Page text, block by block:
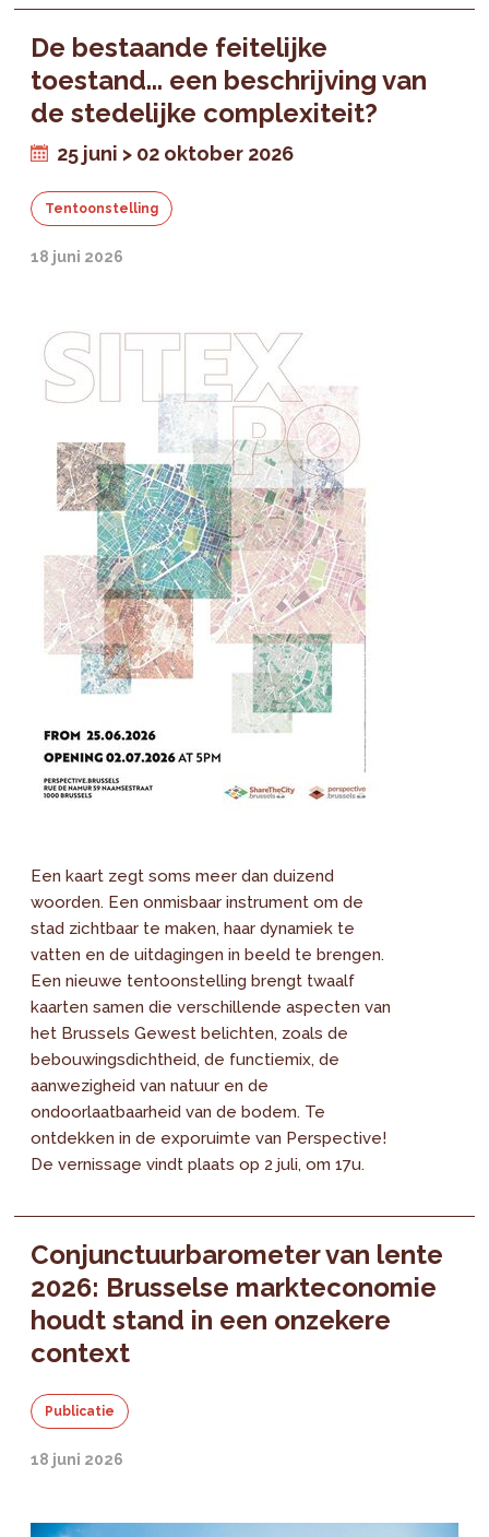
De bestaande feitelijke
toestand... een beschrijving van
de stedelijke complexiteit?
25 juni > 02 oktober 2026
Tentoonstelling
18 juni 2026
Een kaart zegt soms meer dan duizend
woorden. Een onmisbaar instrument om de
stad zichtbaar te maken, haar dynamiek te
vatten en de uitdagingen in beeld te brengen.
Een nieuwe tentoonstelling brengt twaalf
kaarten samen die verschillende aspecten van
het Brussels Gewest belichten, zoals de
bebouwingsdichtheid, de functiemix, de
aanwezigheid van natuur en de
ondoorlaatbaarheid van de bodem. Te
ontdekken in de exporuimte van Perspective!
De vernissage vindt plaats op 2 juli, om 17u.
Conjunctuurbarometer van lente
2026: Brusselse markteconomie
houdt stand in een onzekere
context
Publicatie
18 juni 2026